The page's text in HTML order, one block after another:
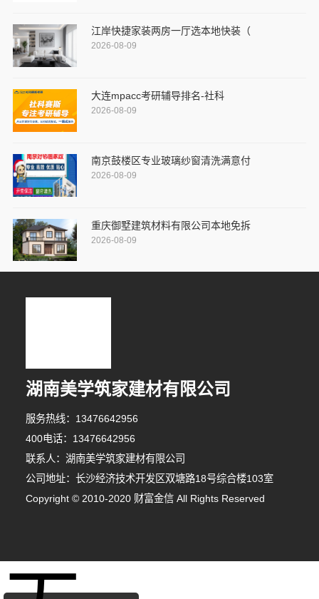
江岸快捷家装两房一厅选本地快装（
2026-08-09
大连mpacc考研辅导排名-社科
2026-08-09
南京鼓楼区专业玻璃纱窗清洗满意付
2026-08-09
重庆御墅建筑材料有限公司本地免拆
2026-08-09
湖南美学筑家建材有限公司
服务热线：13476642956
400电话：13476642956
联系人：湖南美学筑家建材有限公司
公司地址：长沙经济技术开发区双塘路18号综合楼103室
Copyright © 2010-2020 财富金信 All Rights Reserved